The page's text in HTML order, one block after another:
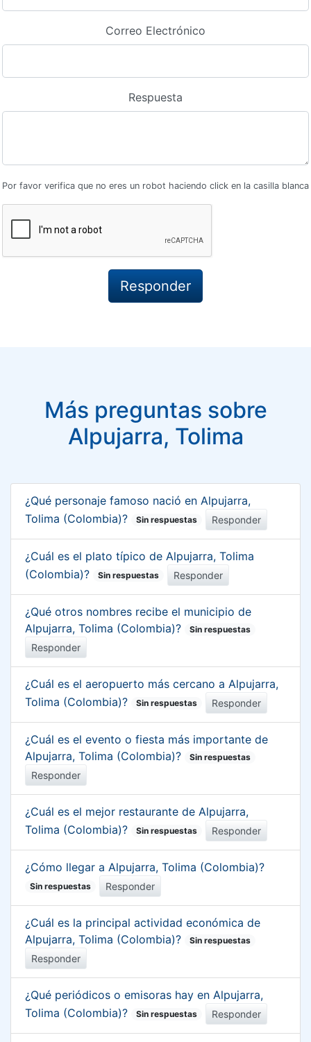
Correo Electrónico
Respuesta
Por favor verifica que no eres un robot haciendo click en la casilla blanca
Más preguntas sobre
Alpujarra, Tolima
¿Qué personaje famoso nació en Alpujarra,
Tolima (Colombia)?
Sin respuestas Responder
¿Cuál es el plato típico de Alpujarra, Tolima
(Colombia)?
Sin respuestas Responder
¿Qué otros nombres recibe el municipio de
Alpujarra, Tolima (Colombia)?
Sin respuestas
Responder
¿Cuál es el aeropuerto más cercano a Alpujarra,
Tolima (Colombia)?
Sin respuestas Responder
¿Cuál es el evento o fiesta más importante de
Alpujarra, Tolima (Colombia)?
Sin respuestas
Responder
¿Cuál es el mejor restaurante de Alpujarra,
Tolima (Colombia)?
Sin respuestas Responder
¿Cómo llegar a Alpujarra, Tolima (Colombia)?
Sin respuestas Responder
¿Cuál es la principal actividad económica de
Alpujarra, Tolima (Colombia)?
Sin respuestas
Responder
¿Qué periódicos o emisoras hay en Alpujarra,
Tolima (Colombia)?
Sin respuestas Responder